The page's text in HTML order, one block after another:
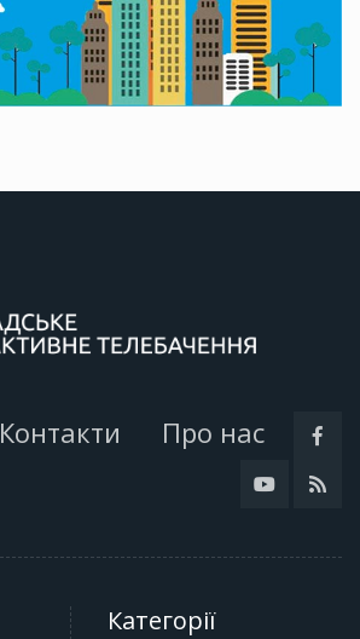
Контакти Про нас
Категорії